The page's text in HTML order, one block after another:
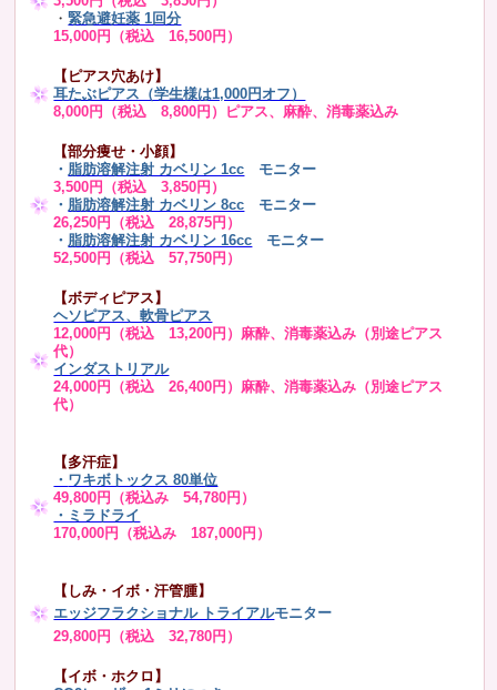
・緊急避妊薬 1回分
15,000円（税込 16,500円）
【ピアス穴あけ】
耳たぶピアス（学生様は1,000円オフ）
8,000円（税込 8,800円）ピアス、麻酔、消毒薬込み
【部分痩せ・小顔】
・ 脂肪溶解注射 カベリン 1cc モニター
3,500円（税込 3,850円）
・ 脂肪溶解注射 カベリン 8cc モニター
26,250円（税込 28,875円）
・ 脂肪溶解注射 カベリン 16cc
モニター
52,500円（税込 57,750円）
【ボディピアス】
ヘソピアス、軟骨ピアス
12,000円（税込 13,200円）麻酔、消毒薬込み（別途ピアス
代）
インダストリアル
24,000円（税込 26,400円）麻酔、消毒薬込み（別途ピアス
代）
【多汗症】
・ ワキボトックス 80単位
49,800円（税込み 54,780円）
・ミラドライ
170,000円（税込み 187,000円）
【しみ・イボ・汗管腫】
エッジフラクショナル トライアルモニター
29,800円（税込 32,780円）
【イボ・ホクロ】